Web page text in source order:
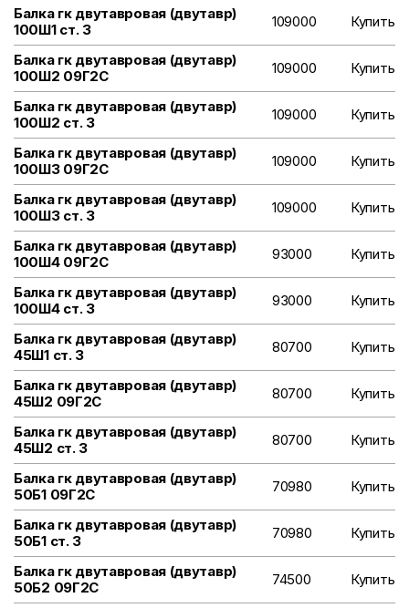
Балка гк двутавровая (двутавр)
100Ш1 ст. 3
109000 Купить
Балка гк двутавровая (двутавр)
100Ш2 09Г2С
109000 Купить
Балка гк двутавровая (двутавр)
100Ш2 ст. 3
109000 Купить
Балка гк двутавровая (двутавр)
100Ш3 09Г2С
109000 Купить
Балка гк двутавровая (двутавр)
100Ш3 ст. 3
109000 Купить
Балка гк двутавровая (двутавр)
100Ш4 09Г2С
93000 Купить
Балка гк двутавровая (двутавр)
100Ш4 ст. 3
93000 Купить
Балка гк двутавровая (двутавр)
45Ш1 ст. 3
80700 Купить
Балка гк двутавровая (двутавр)
45Ш2 09Г2С
80700 Купить
Балка гк двутавровая (двутавр)
45Ш2 ст. 3
80700 Купить
Балка гк двутавровая (двутавр)
50Б1 09Г2С
70980 Купить
Балка гк двутавровая (двутавр)
50Б1 ст. 3
70980 Купить
Балка гк двутавровая (двутавр)
50Б2 09Г2С
74500 Купить